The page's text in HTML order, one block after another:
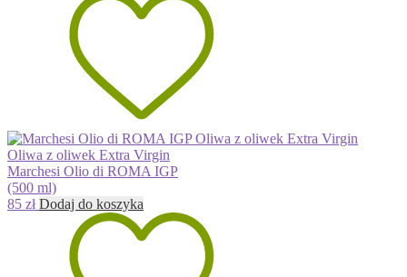
Oliwa z oliwek Extra Virgin
Marchesi Olio di ROMA IGP
(500 ml)
85 zł Dodaj do koszyka